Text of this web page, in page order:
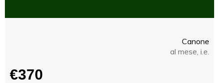
Canone
al mese, i.e.
€370